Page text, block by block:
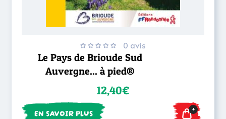
0 avis
Le Pays de Brioude Sud
Auvergne... à pied®
12,40€
EN SAVOIR PLUS +